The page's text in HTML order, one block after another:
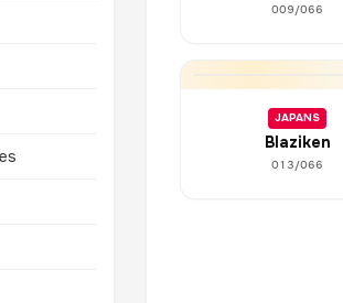
009/066
JAPANS
Blaziken
013/066